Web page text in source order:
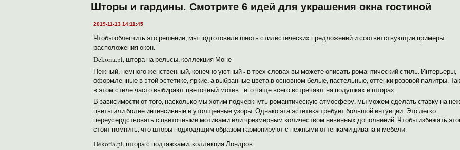
Шторы и гардины. Смотрите 6 идей для украшения окна гостиной
2019-11-13 14:11:45
Чтобы облегчить это решение, мы подготовили шесть стилистических предложений и соответствующие примеры
расположения окон.
Dekoria.pl, штора на рельсы, коллекция Моне
Нежный, немного женственный, конечно уютный - в трех словах вы можете описать романтический стиль. Интерьеры,
оформленные в этой эстетике, яркие, а выбранные цвета в основном белые, пастельные, оттенки розовой палитры.
в этом стиле часто выбирают цветочный мотив - его чаще всего встречают на подушках и шторах.
В зависимости от того, насколько мы хотим подчеркнуть романтическую атмосферу, мы можем сделать ставку на
цветы или более интенсивные и утолщенные узоры. Однако эта эстетика требует большой интуиции. Это легко
переусердствовать с цветочными мотивами или чрезмерным количеством невинных дополнений. Чтобы избежать
стоит помнить, что шторы подходящим образом гармонируют с нежными оттенками дивана и мебели.
Dekoria.pl, штора с подтяжками, коллекция Лондров